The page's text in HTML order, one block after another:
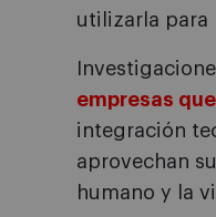
utilizarla para
empresas
integración
aprovechan
humano y la